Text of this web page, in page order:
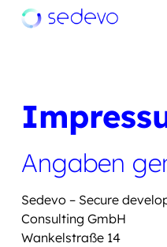
Angaben
Sedevo – Secure
Consulting GmbH
Wankelstraße 14